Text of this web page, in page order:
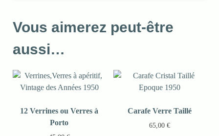
Vous aimerez peut-être
aussi…
12 Verrines ou Verres à
Porto
Carafe Verre Taillé
65,00€